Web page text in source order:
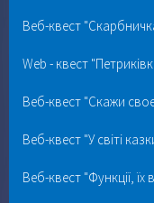
Веб-квест
Web - квест
Веб-квест "Скажи
Веб-квест "У світі
Веб-квест "Функції, їх